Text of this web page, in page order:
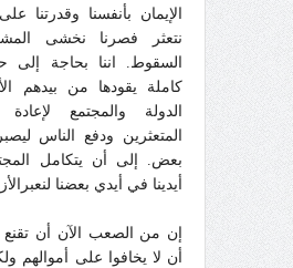
الإيمان بأنفسنا وقدرتنا
نتعثر فصرنا نخشى
السقوط. اننا بحاجة إلى
كاملة يقودها من بيدهم
الدولة والمجتمع
المتعثرين ودفع الناس
بعض. إلى أن يتكامل
أيدينا في أيدي بعضنا
إن من الصعب الآن أن تقنع
أن لا يخافوا على أموالهم